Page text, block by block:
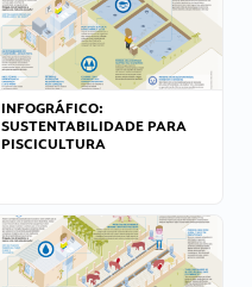
INFOGRÁFICO:
SUSTENTABILIDADE PARA
PISCICULTURA